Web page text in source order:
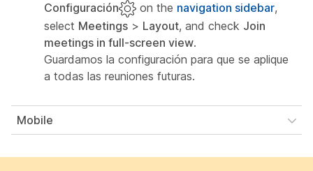
Configuración
on the navigation sidebar,
select Meetings > Layout, and check Join
meetings in full-screen view.
Guardamos la configuración para que se aplique
a todas las reuniones futuras.
Mobile